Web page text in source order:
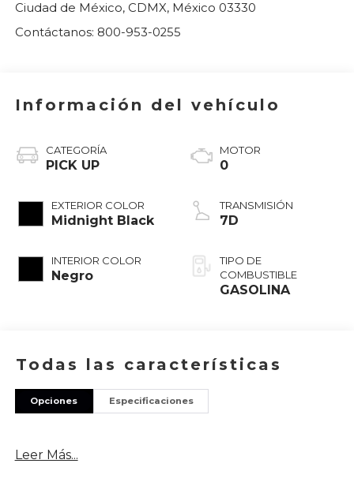
Ciudad de México, CDMX, México 03330
Contáctanos: 800-953-0255
Información del vehículo
CATEGORÍA
PICK UP
EXTERIOR COLOR
Midnight Black
INTERIOR COLOR
Negro
MOTOR
0
TRANSMISIÓN
7D
TIPO DE
COMBUSTIBLE
GASOLINA
Todas las características
Opciones Especificaciones
Leer Más...